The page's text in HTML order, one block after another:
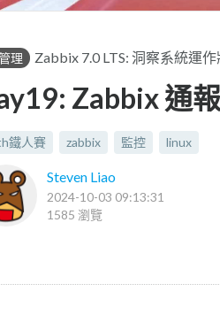
理 Zabbix 7.0 LTS: 洞察系統運
Zabbix 通
鐵人賽 zabbix 監控 linux
Steven Liao
2024-10-03 09:13:31
1585 瀏覽